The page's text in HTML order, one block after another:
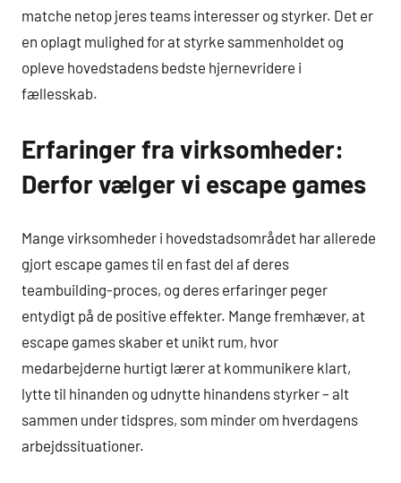
matche netop jeres teams interesser og styrker. Det er
en oplagt mulighed for at styrke sammenholdet og
opleve hovedstadens bedste hjernevridere i
fællesskab.
Erfaringer fra virksomheder:
Derfor vælger vi escape games
Mange virksomheder i hovedstadsområdet har allerede
gjort escape games til en fast del af deres
teambuilding-proces, og deres erfaringer peger
entydigt på de positive effekter. Mange fremhæver, at
escape games skaber et unikt rum, hvor
medarbejderne hurtigt lærer at kommunikere klart,
lytte til hinanden og udnytte hinandens styrker – alt
sammen under tidspres, som minder om hverdagens
arbejdssituationer.